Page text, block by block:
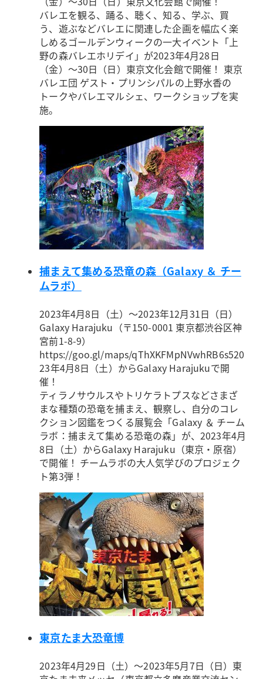
バレエを観る、踊る、聴く、知る、学ぶ、買
う、遊ぶなどバレエに関連した企画を幅広く楽
しめるゴールデンウィークの一大イベント「上
野の森バレエホリデイ」が2023年4月28日
（金）～30日（日）東京文化会館で開催！ 東京
バレエ団 ゲスト・プリンシパルの上野水香の
トークやバレエマルシェ、ワークショップを実
施。
捕まえて集める恐竜の森（Galaxy ＆ チー
ムラボ）
2023年4月8日（土）～2023年12月31日（日）
Galaxy Harajuku（〒150-0001 東京都渋谷区神
宮前1-8-9）
https://goo.gl/maps/qThXKFMpNVwhRB6s520
23年4月8日（土）からGalaxy Harajukuで開
催！
ティラノサウルスやトリケラトプスなどさまざ
まな種類の恐竜を捕まえ、観察し、自分のコレ
クション図鑑をつくる展覧会「Galaxy ＆ チーム
ラボ：捕まえて集める恐竜の森」が、2023年4月
8日（土）からGalaxy Harajuku（東京・原宿）
で開催！ チームラボの大人気学びのプロジェク
ト第3弾！
東京たま大恐竜博
2023年4月29日（土）～2023年5月7日（日） 東